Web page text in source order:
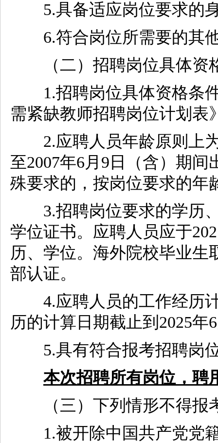
5.具备适应岗位要求的
6.符合岗位所需要的其
（二）招聘岗位具体资
1.招聘岗位具体资格条件
需紧缺教师招聘岗位计划表
2.应聘人员年龄原则上为
至2007年6月9日（含）期
殊要求的，按岗位要求的年
3.招聘岗位要求的学历、
学位证书。应聘人员应于
历、学位。海外院校毕业生
部认证。
4.应聘人员的工作经历计
历的计算日期截止到2025年
5.具有符合报考招聘岗位
本次招聘所有岗位，聘
（三）下列情形不得报
1.被开除中国共产党党